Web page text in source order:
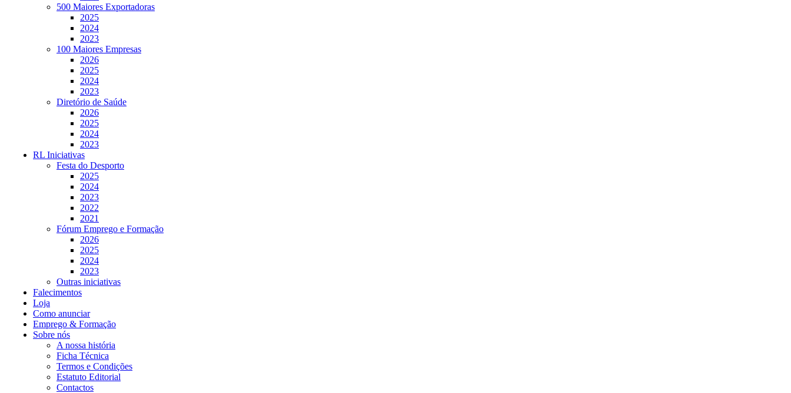
500 Maiores Exportadoras
2025
2024
2023
100 Maiores Empresas
2026
2025
2024
2023
Diretório de Saúde
2026
2025
2024
2023
RL Iniciativas
Festa do Desporto
2025
2024
2023
2022
2021
Fórum Emprego e Formação
2026
2025
2024
2023
Outras iniciativas
Falecimentos
Loja
Como anunciar
Emprego & Formação
Sobre nós
A nossa história
Ficha Técnica
Termos e Condições
Estatuto Editorial
Contactos